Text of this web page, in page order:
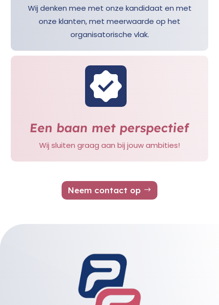
Wij denken mee met onze kandidaat en met
onze klanten, met meerwaarde op het
organisatorische vlak.
Een baan met perspectief
Wij sluiten graag aan bij jouw ambities!
Neem contact op